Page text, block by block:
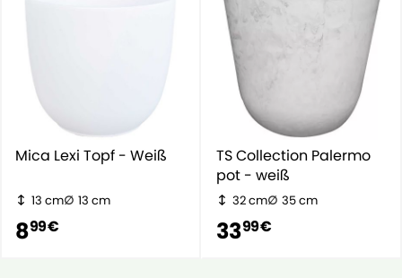
Mica Lexi Topf - Weiß
13 cm 13 cm
899 €
TS Collection Palermo
pot - weiß
32 cm 35 cm
3399 €